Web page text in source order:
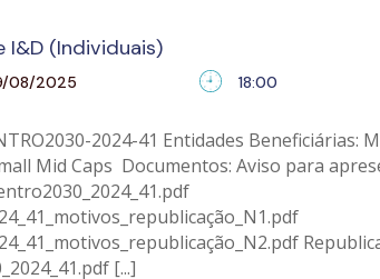
I&D (Individuais)
08/2025 18:00
2024-41 Entidades Beneficiárias:
Mid Caps Documentos: Aviso para
[...]